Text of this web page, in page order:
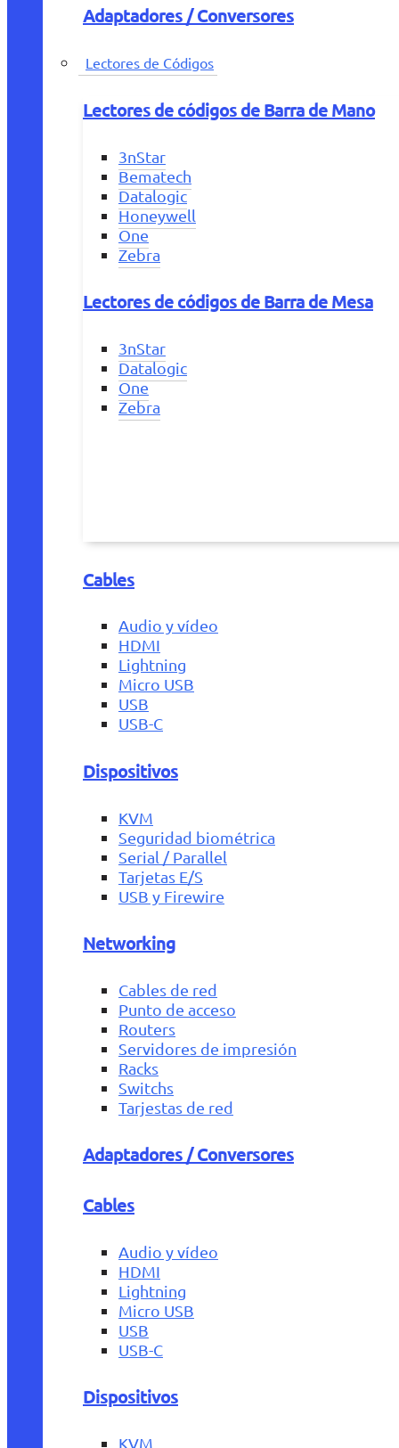
Adaptadores / Conversores
Lectores de Códigos
Lectores de códigos de Barra de Mano
3nStar
Bematech
Datalogic
Honeywell
One
Zebra
Lectores de códigos de Barra de Mesa
3nStar
Datalogic
One
Zebra
Cables
Audio y vídeo
HDMI
Lightning
Micro USB
USB
USB-C
Dispositivos
KVM
Seguridad biométrica
Serial / Parallel
Tarjetas E/S
USB y Firewire
Networking
Cables de red
Punto de acceso
Routers
Servidores de impresión
Racks
Switchs
Tarjestas de red
Adaptadores / Conversores
Cables
Audio y vídeo
HDMI
Lightning
Micro USB
USB
USB-C
Dispositivos
KVM